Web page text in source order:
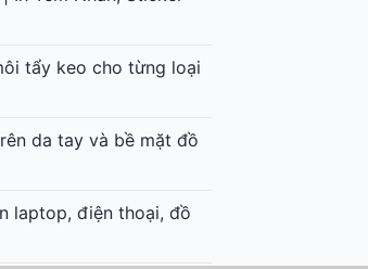
tẩy keo cho từng loại
da tay và bề mặt đồ
laptop, điện thoại, đồ